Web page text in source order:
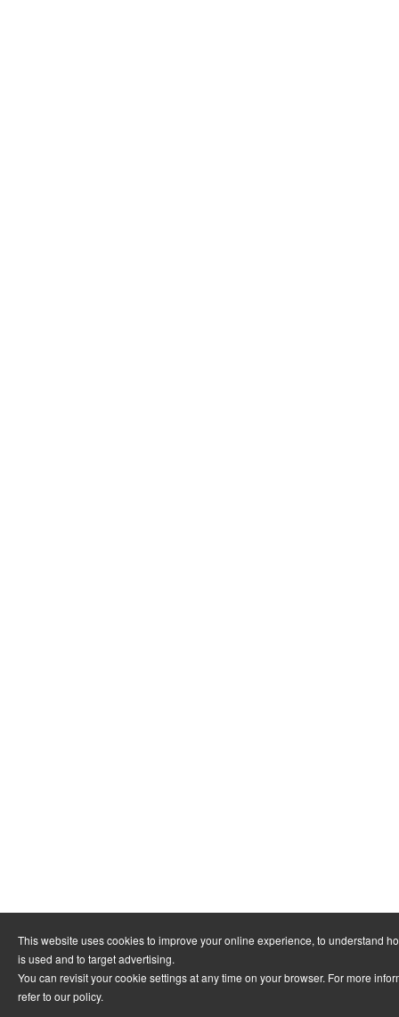
This website uses cookies to improve your online experience, to understand
is used and to target advertising.
You can revisit your cookie settings at any time on your browser. For more
refer to our policy.